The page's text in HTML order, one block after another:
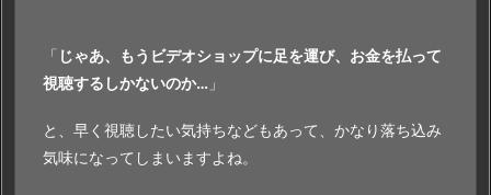
「 じゃあ、もうビデオショップに足を運び、お金を払って
視聴するしかないのか… 」
と、早く視聴したい気持ちなどもあって、かなり落ち込み
気味になってしまいますよね。